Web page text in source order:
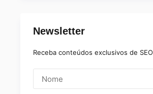
Newsletter
Receba conteúdos exclusivos de SEO